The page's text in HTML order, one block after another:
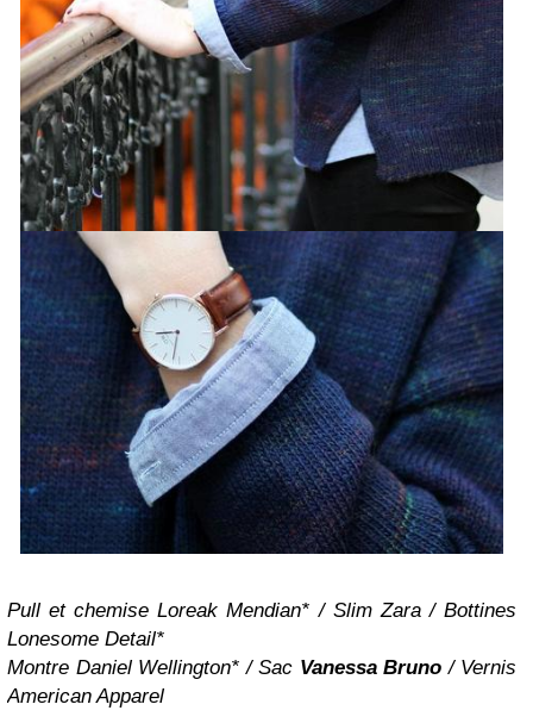
Pull et chemise Loreak Mendian* / Slim Zara / Bottines
Lonesome Detail*
Montre Daniel Wellington* /Sac Vanessa Bruno / Vernis
American Apparel